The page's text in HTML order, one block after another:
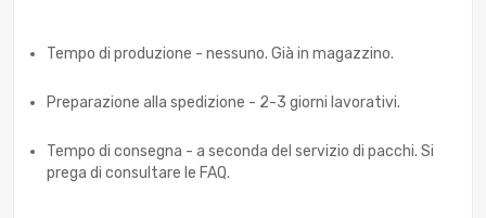
Tempo di produzione - nessuno. Già in magazzino.
Preparazione alla spedizione - 2-3 giorni lavorativi.
Tempo di consegna - a seconda del servizio di pacchi. Si
prega di consultare le FAQ.